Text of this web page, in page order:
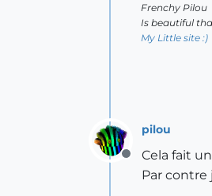
Frenchy Pilou
Is beautiful
My Little site :)
Offline
pilou
Cela fait
Par contre